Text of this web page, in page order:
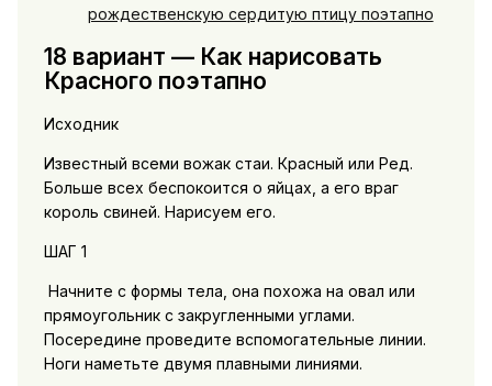
рождественскую сердитую птицу поэтапно
18 вариант — Как нарисовать
Красного поэтапно
Исходник
Известный всеми вожак стаи. Красный или Ред.
Больше всех беспокоится о яйцах, а его враг
король свиней. Нарисуем его.
ШАГ 1
Начните с формы тела, она похожа на овал или
прямоугольник с закругленными углами.
Посередине проведите вспомогательные линии.
Ноги наметьте двумя плавными линиями.